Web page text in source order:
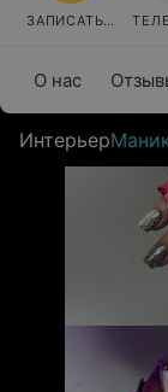
О нас
ЗАПИСАТЬСЯ
Интерьер